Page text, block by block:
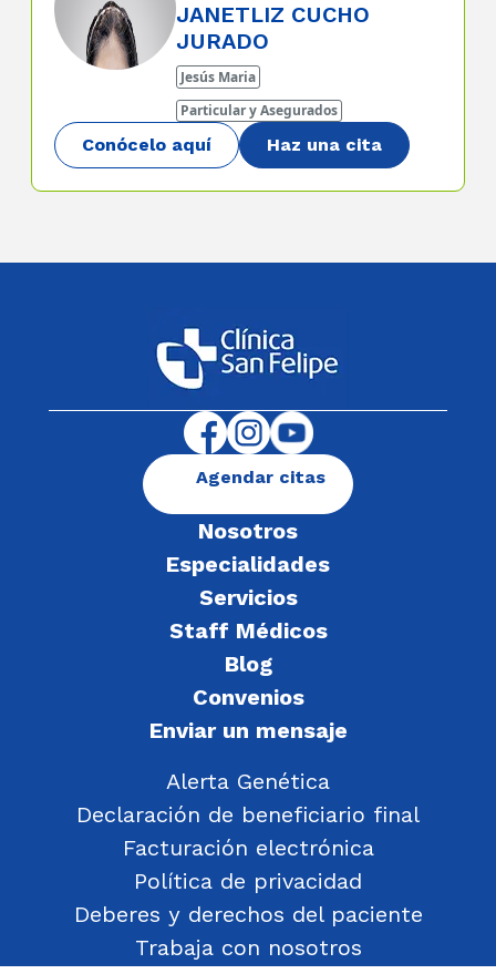
JANETLIZ CUCHO
JURADO
Jesús Maria
Particular y Asegurados
Conócelo aquí Haz una cita
Nosotros
Especialidades
Servicios
Staff Médicos
Blog
Convenios
Enviar un mensaje
Alerta Genética
Declaración de beneficiario final
Facturación electrónica
Política de privacidad
Deberes y derechos del paciente
Trabaja con nosotros
Agendar citas